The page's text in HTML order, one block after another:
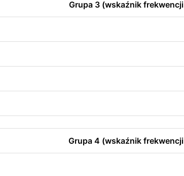
Grupa 3 (wskaźnik
Grupa 4 (wskaźnik